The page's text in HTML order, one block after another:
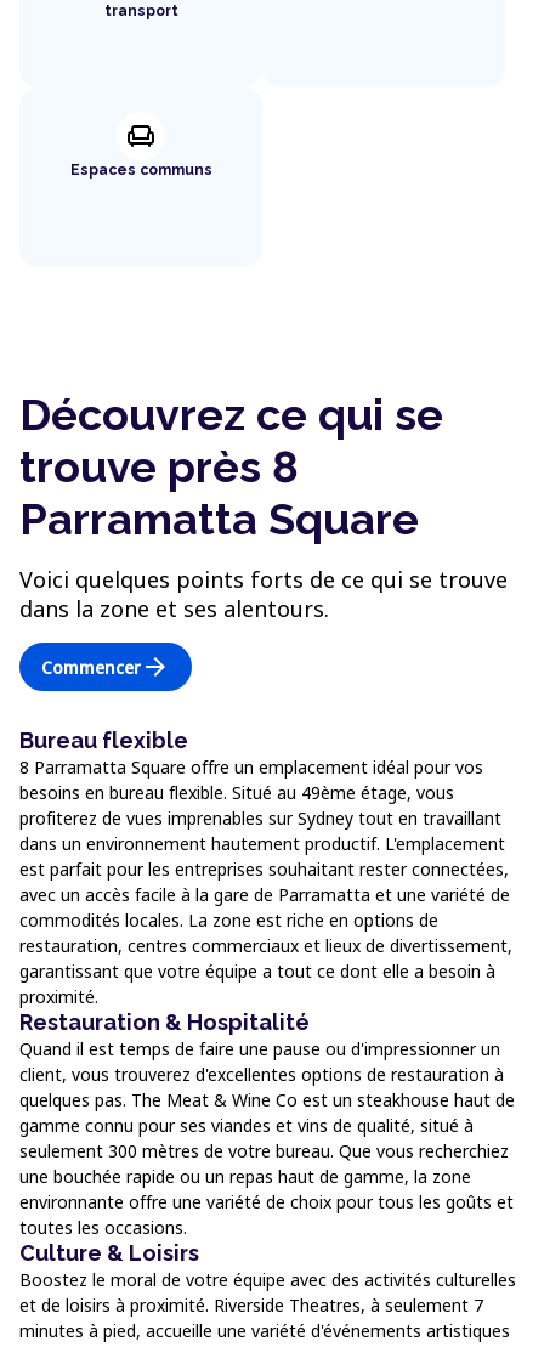
transport
chair
Espaces communs
Découvrez ce qui se
trouve près 8
Parramatta Square
Voici quelques points forts de ce qui se trouve
dans la zone et ses alentours.
Commencerarrow_forward
Bureau flexible
8 Parramatta Square offre un emplacement idéal pour vos
besoins en bureau flexible. Situé au 49ème étage, vous
profiterez de vues imprenables sur Sydney tout en travaillant
dans un environnement hautement productif. L'emplacement
est parfait pour les entreprises souhaitant rester connectées,
avec un accès facile à la gare de Parramatta et une variété de
commodités locales. La zone est riche en options de
restauration, centres commerciaux et lieux de divertissement,
garantissant que votre équipe a tout ce dont elle a besoin à
proximité.
Restauration & Hospitalité
Quand il est temps de faire une pause ou d'impressionner un
client, vous trouverez d'excellentes options de restauration à
quelques pas. The Meat & Wine Co est un steakhouse haut de
gamme connu pour ses viandes et vins de qualité, situé à
seulement 300 mètres de votre bureau. Que vous recherchiez
une bouchée rapide ou un repas haut de gamme, la zone
environnante offre une variété de choix pour tous les goûts et
toutes les occasions.
Culture & Loisirs
Boostez le moral de votre équipe avec des activités culturelles
et de loisirs à proximité. Riverside Theatres, à seulement 7
minutes à pied, accueille une variété d'événements artistiques